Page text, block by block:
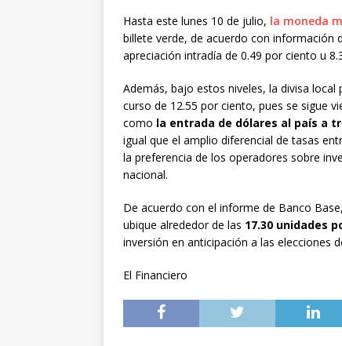
Hasta este lunes 10 de julio, la moneda
billete verde, de acuerdo con información
apreciación intradía de 0.49 por ciento u
Además, bajo estos niveles, la divisa
curso de 12.55 por ciento, pues se sigue
como la entrada de dólares al país a
igual que el amplio diferencial de tasas
la preferencia de los operadores sobre
nacional.
De acuerdo con el informe de Banco
ubique alrededor de las 17.30 unidades
inversión en anticipación a las elecciones
El Financiero